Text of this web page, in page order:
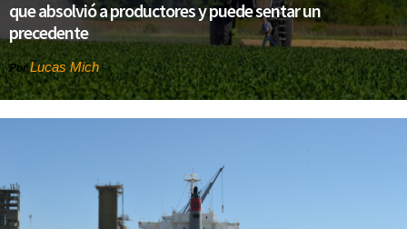
que absolvió a productores y puede sentar un
precedente
Por Lucas Mich